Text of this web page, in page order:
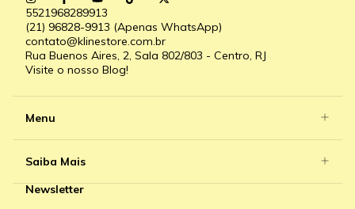
5521968289913
(21) 96828-9913 (Apenas WhatsApp)
contato@klinestore.com.br
Rua Buenos Aires, 2, Sala 802/803 - Centro, RJ
Visite o nosso Blog!
Menu
Saiba Mais
Newsletter